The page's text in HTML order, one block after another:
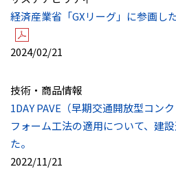
経済産業省「GXリーグ」に参画し
2024/02/21
技術・商品情報
1DAY PAVE（早期交通開放型コン
フォーム工法の適用について、建
た。
2022/11/21